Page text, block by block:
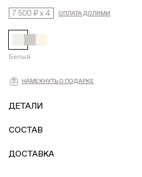
7 500 ₽x 4 ОПЛАТА ДОЛЯМИ
Белый
Намекнуть о подарке
НАМЕКНУТЬ О ПОДАРКЕ
ДЕТАЛИ
СОСТАВ
ДОСТАВКА